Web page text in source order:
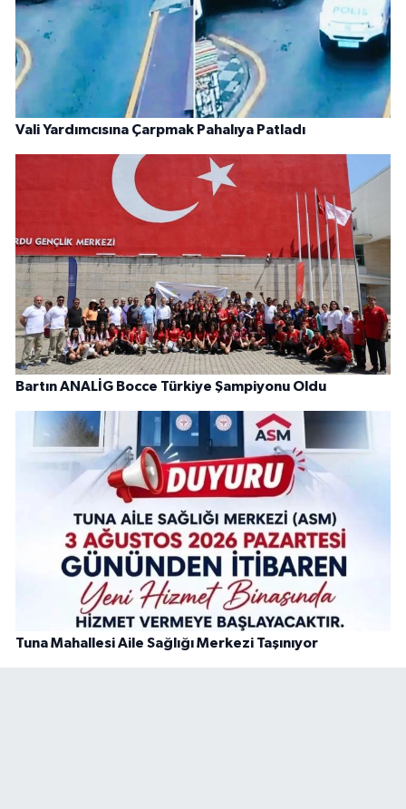
Vali Yardımcısına Çarpmak Pahalıya Patladı
Bartın ANALİG Bocce Türkiye Şampiyonu Oldu
Tuna Mahallesi Aile Sağlığı Merkezi Taşınıyor